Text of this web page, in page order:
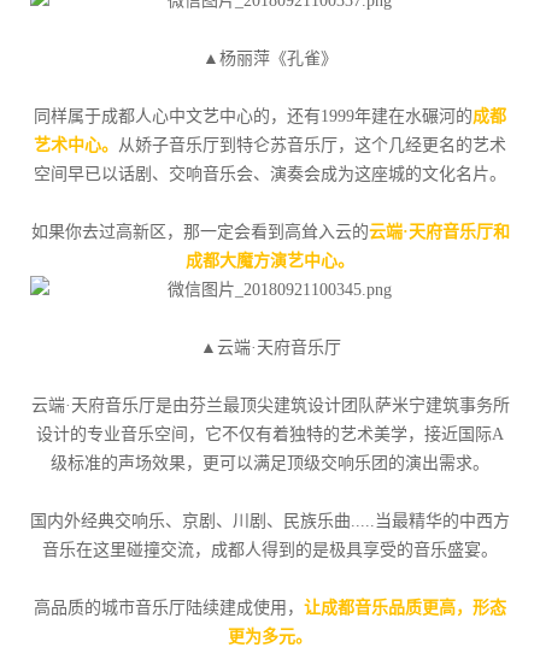
▲杨丽萍《孔雀》
同样属于成都人心中文艺中心的，还有1999年建在水碾河的成都
艺术中心。 从娇子音乐厅到特仑苏音乐厅，这个几经更名的艺术
空间早已以话剧、交响音乐会、演奏会成为这座城的文化名片。
如果你去过高新区，那一定会看到高耸入云的云端·天府音乐厅和
成都大魔方演艺中心。
▲云端·天府音乐厅
云端·天府音乐厅是由芬兰最顶尖建筑设计团队萨米宁建筑事务所
设计的专业音乐空间，它不仅有着独特的艺术美学，接近国际A
级标准的声场效果，更可以满足顶级交响乐团的演出需求。
国内外经典交响乐、京剧、川剧、民族乐曲.....当最精华的中西方
音乐在这里碰撞交流，成都人得到的是极具享受的音乐盛宴。
高品质的城市音乐厅陆续建成使用， 让成都音乐品质更高，形态
更为多元。